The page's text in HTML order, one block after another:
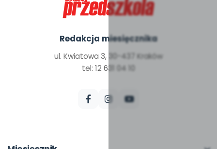
Redakcja miesięcznika
ul. Kwiatowa 3, 30-437 Kraków
tel: 12 631 04 10